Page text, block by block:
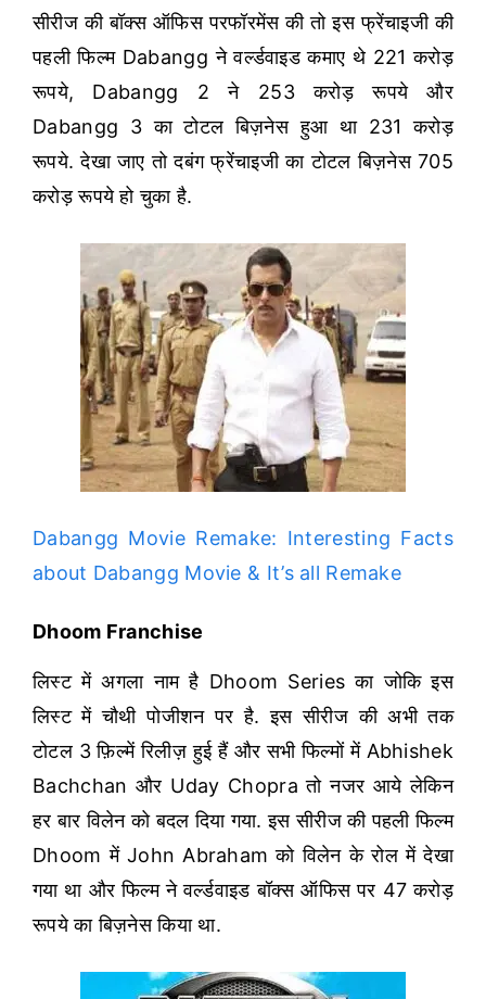
सीरीज की बॉक्स ऑफिस परफॉरमेंस की तो इस फ्रेंचाइजी की
पहली फिल्म Dabangg ने वर्ल्डवाइड कमाए थे 221 करोड़
रूपये, Dabangg 2 ने 253 करोड़ रूपये और
Dabangg 3 का टोटल बिज़नेस हुआ था 231 करोड़
रूपये. देखा जाए तो दबंग फ्रेंचाइजी का टोटल बिज़नेस 705
करोड़ रूपये हो चुका है.
Dabangg Movie Remake: Interesting Facts
about Dabangg Movie & It’s all Remake
Dhoom Franchise
लिस्ट में अगला नाम है Dhoom Series का जोकि इस
लिस्ट में चौथी पोजीशन पर है. इस सीरीज की अभी तक
टोटल 3 फ़िल्में रिलीज़ हुई हैं और सभी फिल्मों में Abhishek
Bachchan और Uday Chopra तो नजर आये लेकिन
हर बार विलेन को बदल दिया गया. इस सीरीज की पहली फिल्म
Dhoom में John Abraham को विलेन के रोल में देखा
गया था और फिल्म ने वर्ल्डवाइड बॉक्स ऑफिस पर 47 करोड़
रूपये का बिज़नेस किया था.